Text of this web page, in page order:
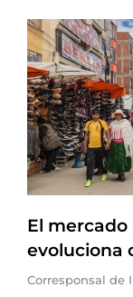
El
evoluciona
Corresponsal de